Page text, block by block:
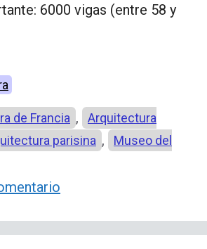
6000 vigas (entre 58 y
de Francia ,
Arquitectura
parisina ,
Museo del